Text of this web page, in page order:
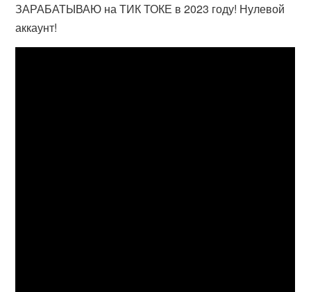
ЗАРАБАТЫВАЮ на ТИК ТОКЕ в 2023 году! Нулевой
аккаунт!